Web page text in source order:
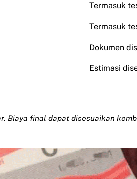
Termasuk
Termasuk
Dokumen
Estimasi
Biaya final dapat disesuaikan